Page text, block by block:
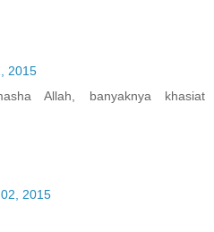
2015
Allah, banyaknya khasiat
2015